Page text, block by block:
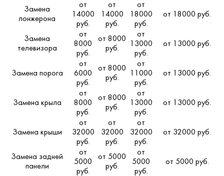
Замена
лонжерона
от
14000
руб.
от
14000
руб.
от
18000
руб.
от 18000 руб.
Замена
телевизора
от
8000
руб.
от 8000
руб.
от
13000
руб.
от 13000 руб.
Замена порога
от
6000
руб.
от 8000
руб.
от
11000
руб.
от 13000 руб.
Замена крыла
от
8000
руб.
от 8000
руб.
от
13000
руб.
от 13000 руб.
Замена крыши
от
32000
руб.
от
32000
руб.
от
32000
руб.
от 32000 руб.
Замена задней
панели
от
5000
руб.
от 5000
руб.
от
5000
руб.
от 5000 руб.